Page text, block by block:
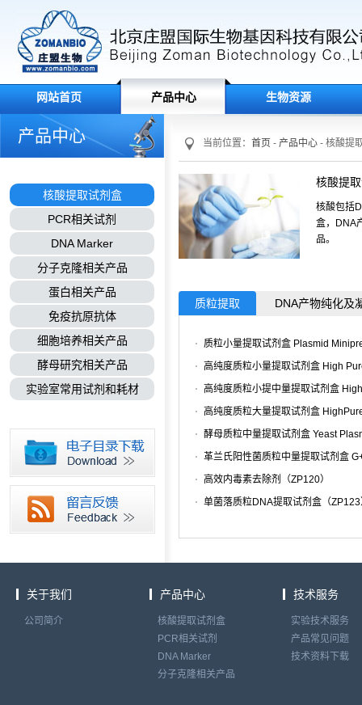
网站首页 产品中心 生物资源
产品中心
核酸提取试剂盒
PCR相关试剂
DNA Marker
分子克隆相关产品
蛋白相关产品
免疫抗原抗体
细胞培养相关产品
酵母研究相关产品
实验室常用试剂和耗材
当前位置： 首页 - 产品中心 - 核酸提
核酸提
核酸包括
盒，DNA
品。
质粒提取 DNA产物纯化及
质粒小量提取试剂盒 Plasmid
高效内毒素去除剂（ZP120）
单菌落质粒DNA提取试剂盒（
关于我们
公司简介
产品中心
核酸提取试剂盒
PCR相关试剂
DNA Marker
分子克隆相关产品
技术服务
实验技术服务
产品常见问题
技术资料下载